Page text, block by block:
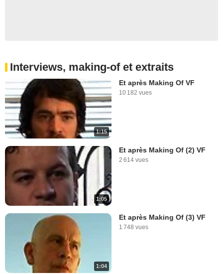
Interviews, making-of et extraits
1:15
Et après Making Of VF
10 182 vues
1:05
Et après Making Of (2) VF
2 614 vues
1:04
Et après Making Of (3) VF
1 748 vues